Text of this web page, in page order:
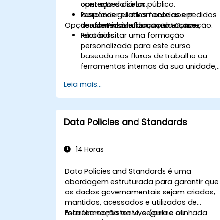
operações diárias.
Responder efetivamente aos pedidos
de acesso à informação e correção.
contexto do setor público.
Exercícios guiados focados em
conformidade, documentação e
relatórios.
Opções de Personalização do Curso
Para solicitar uma formação
personalizada para este curso
baseada nos fluxos de trabalho ou
ferramentas internas da sua unidade,
agendar.
Leia mais...
Data Policies and Standards
14 Horas
Data Policies and Standards é uma
abordagem estruturada para garantir que
os dados governamentais sejam criados,
mantidos, acessados e utilizados de
maneira consistente, segura e alinhada
Esta formação ao vivo (online ou